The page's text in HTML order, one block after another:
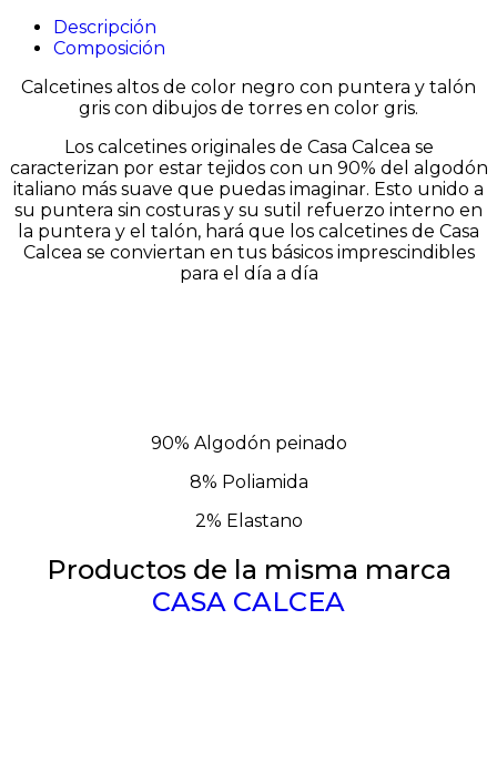
Descripción
Composición
Calcetines altos de color negro con puntera y talón
gris con dibujos de torres en color gris.
Los calcetines originales de Casa Calcea se
caracterizan por estar tejidos con un 90% del algodón
italiano más suave que puedas imaginar. Esto unido a
su puntera sin costuras y su sutil refuerzo interno en
la puntera y el talón, hará que los calcetines de Casa
Calcea se conviertan en tus básicos imprescindibles
para el día a día
90% Algodón peinado
8% Poliamida
2% Elastano
Productos de la misma marca
CASA CALCEA